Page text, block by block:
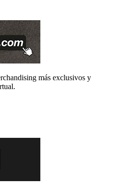
más exclusivos y